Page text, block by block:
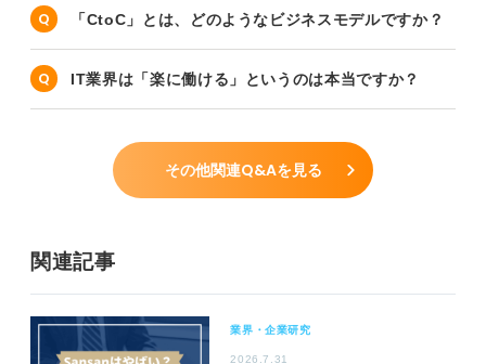
「CtoC」とは、どのようなビジネスモデルですか？
IT業界は「楽に働ける」というのは本当ですか？
その他関連Q&Aを見る
関連記事
業界・企業研究
2026.7.31